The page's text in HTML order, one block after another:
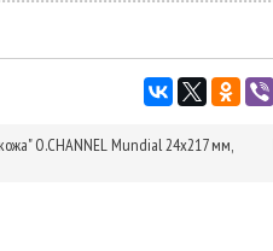
O.CHANNEL Mundial 24х217 мм,